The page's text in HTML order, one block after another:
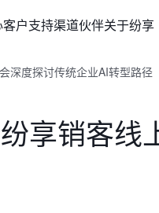
客户支持渠道伙伴关于纷享
深度探讨传统企业AI转型路径
享销客线